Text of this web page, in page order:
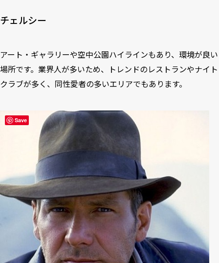
チェルシー
アート・ギャラリーや空中公園ハイラインもあり、環境が良い
場所です。業界人が多いため、トレンドのレストランやナイト
クラブが多く、同性愛者の多いエリアでもあります。
Save